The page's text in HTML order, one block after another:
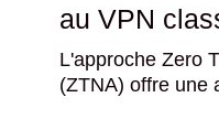
au VPN
L'approche Zero
(ZTNA) offre une